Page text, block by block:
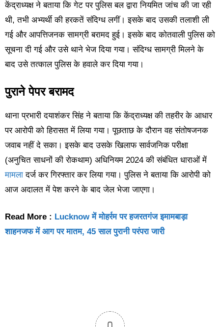
केंद्राध्यक्ष ने बताया कि गेट पर पुलिस बल द्वारा नियमित जांच की जा रही
थी, तभी अभ्यर्थी की हरकतें संदिग्ध लगीं। इसके बाद उसकी तलाशी ली
गई और आपत्तिजनक सामग्री बरामद हुई। इसके बाद कोतवाली पुलिस को
सूचना दी गई और उसे थाने भेज दिया गया। संदिग्ध सामग्री मिलने के
बाद उसे तत्काल पुलिस के हवाले कर दिया गया।
पुराने पेपर बरामद
थाना प्रभारी दयाशंकर सिंह ने बताया कि केंद्राध्यक्ष की तहरीर के आधार
पर आरोपी को हिरासत में लिया गया। पूछताछ के दौरान वह संतोषजनक
जवाब नहीं दे सका। इसके बाद उसके खिलाफ सार्वजनिक परीक्षा
(अनुचित साधनों की रोकथाम) अधिनियम 2024 की संबंधित धाराओं में
मामला दर्ज कर गिरफ्तार कर लिया गया। पुलिस ने बताया कि आरोपी को
आज अदालत में पेश करने के बाद जेल भेजा जाएगा।
Read More : Lucknow में मोहर्रम पर हजरतगंज इमामबाड़ा
शाहनजफ में आग पर मातम, 45 साल पुरानी परंपरा जारी